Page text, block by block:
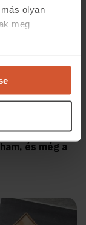
olyan
meg
és még a